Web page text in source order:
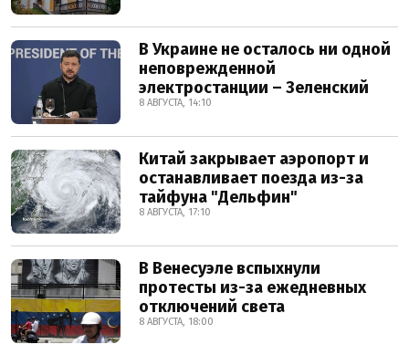
В Украине не осталось ни одной
неповрежденной
электростанции – Зеленский
8 АВГУСТА, 14:10
Китай закрывает аэропорт и
останавливает поезда из-за
тайфуна "Дельфин"
8 АВГУСТА, 17:10
В Венесуэле вспыхнули
протесты из-за ежедневных
отключений света
8 АВГУСТА, 18:00